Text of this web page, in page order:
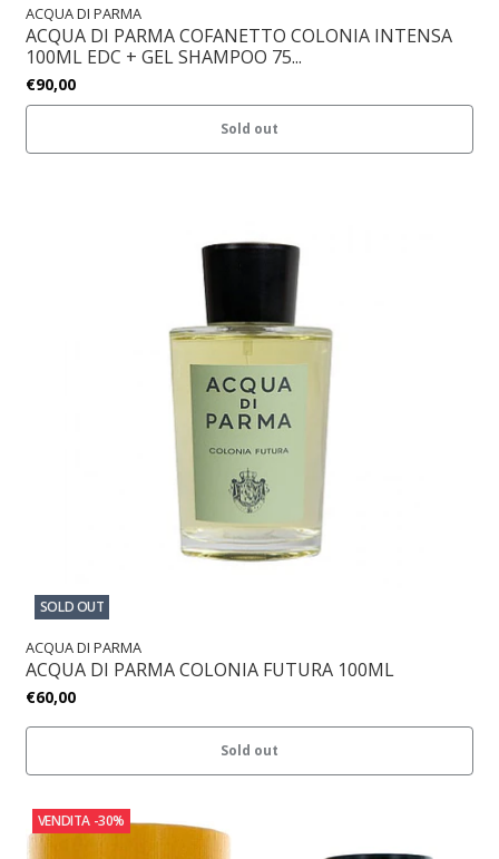
ACQUA DI PARMA
ACQUA DI PARMA COFANETTO COLONIA INTENSA
100ML EDC + GEL SHAMPOO 75...
€90,00
Sold out
SOLD OUT
ACQUA DI PARMA
ACQUA DI PARMA COLONIA FUTURA 100ML
€60,00
Sold out
VENDITA -30%